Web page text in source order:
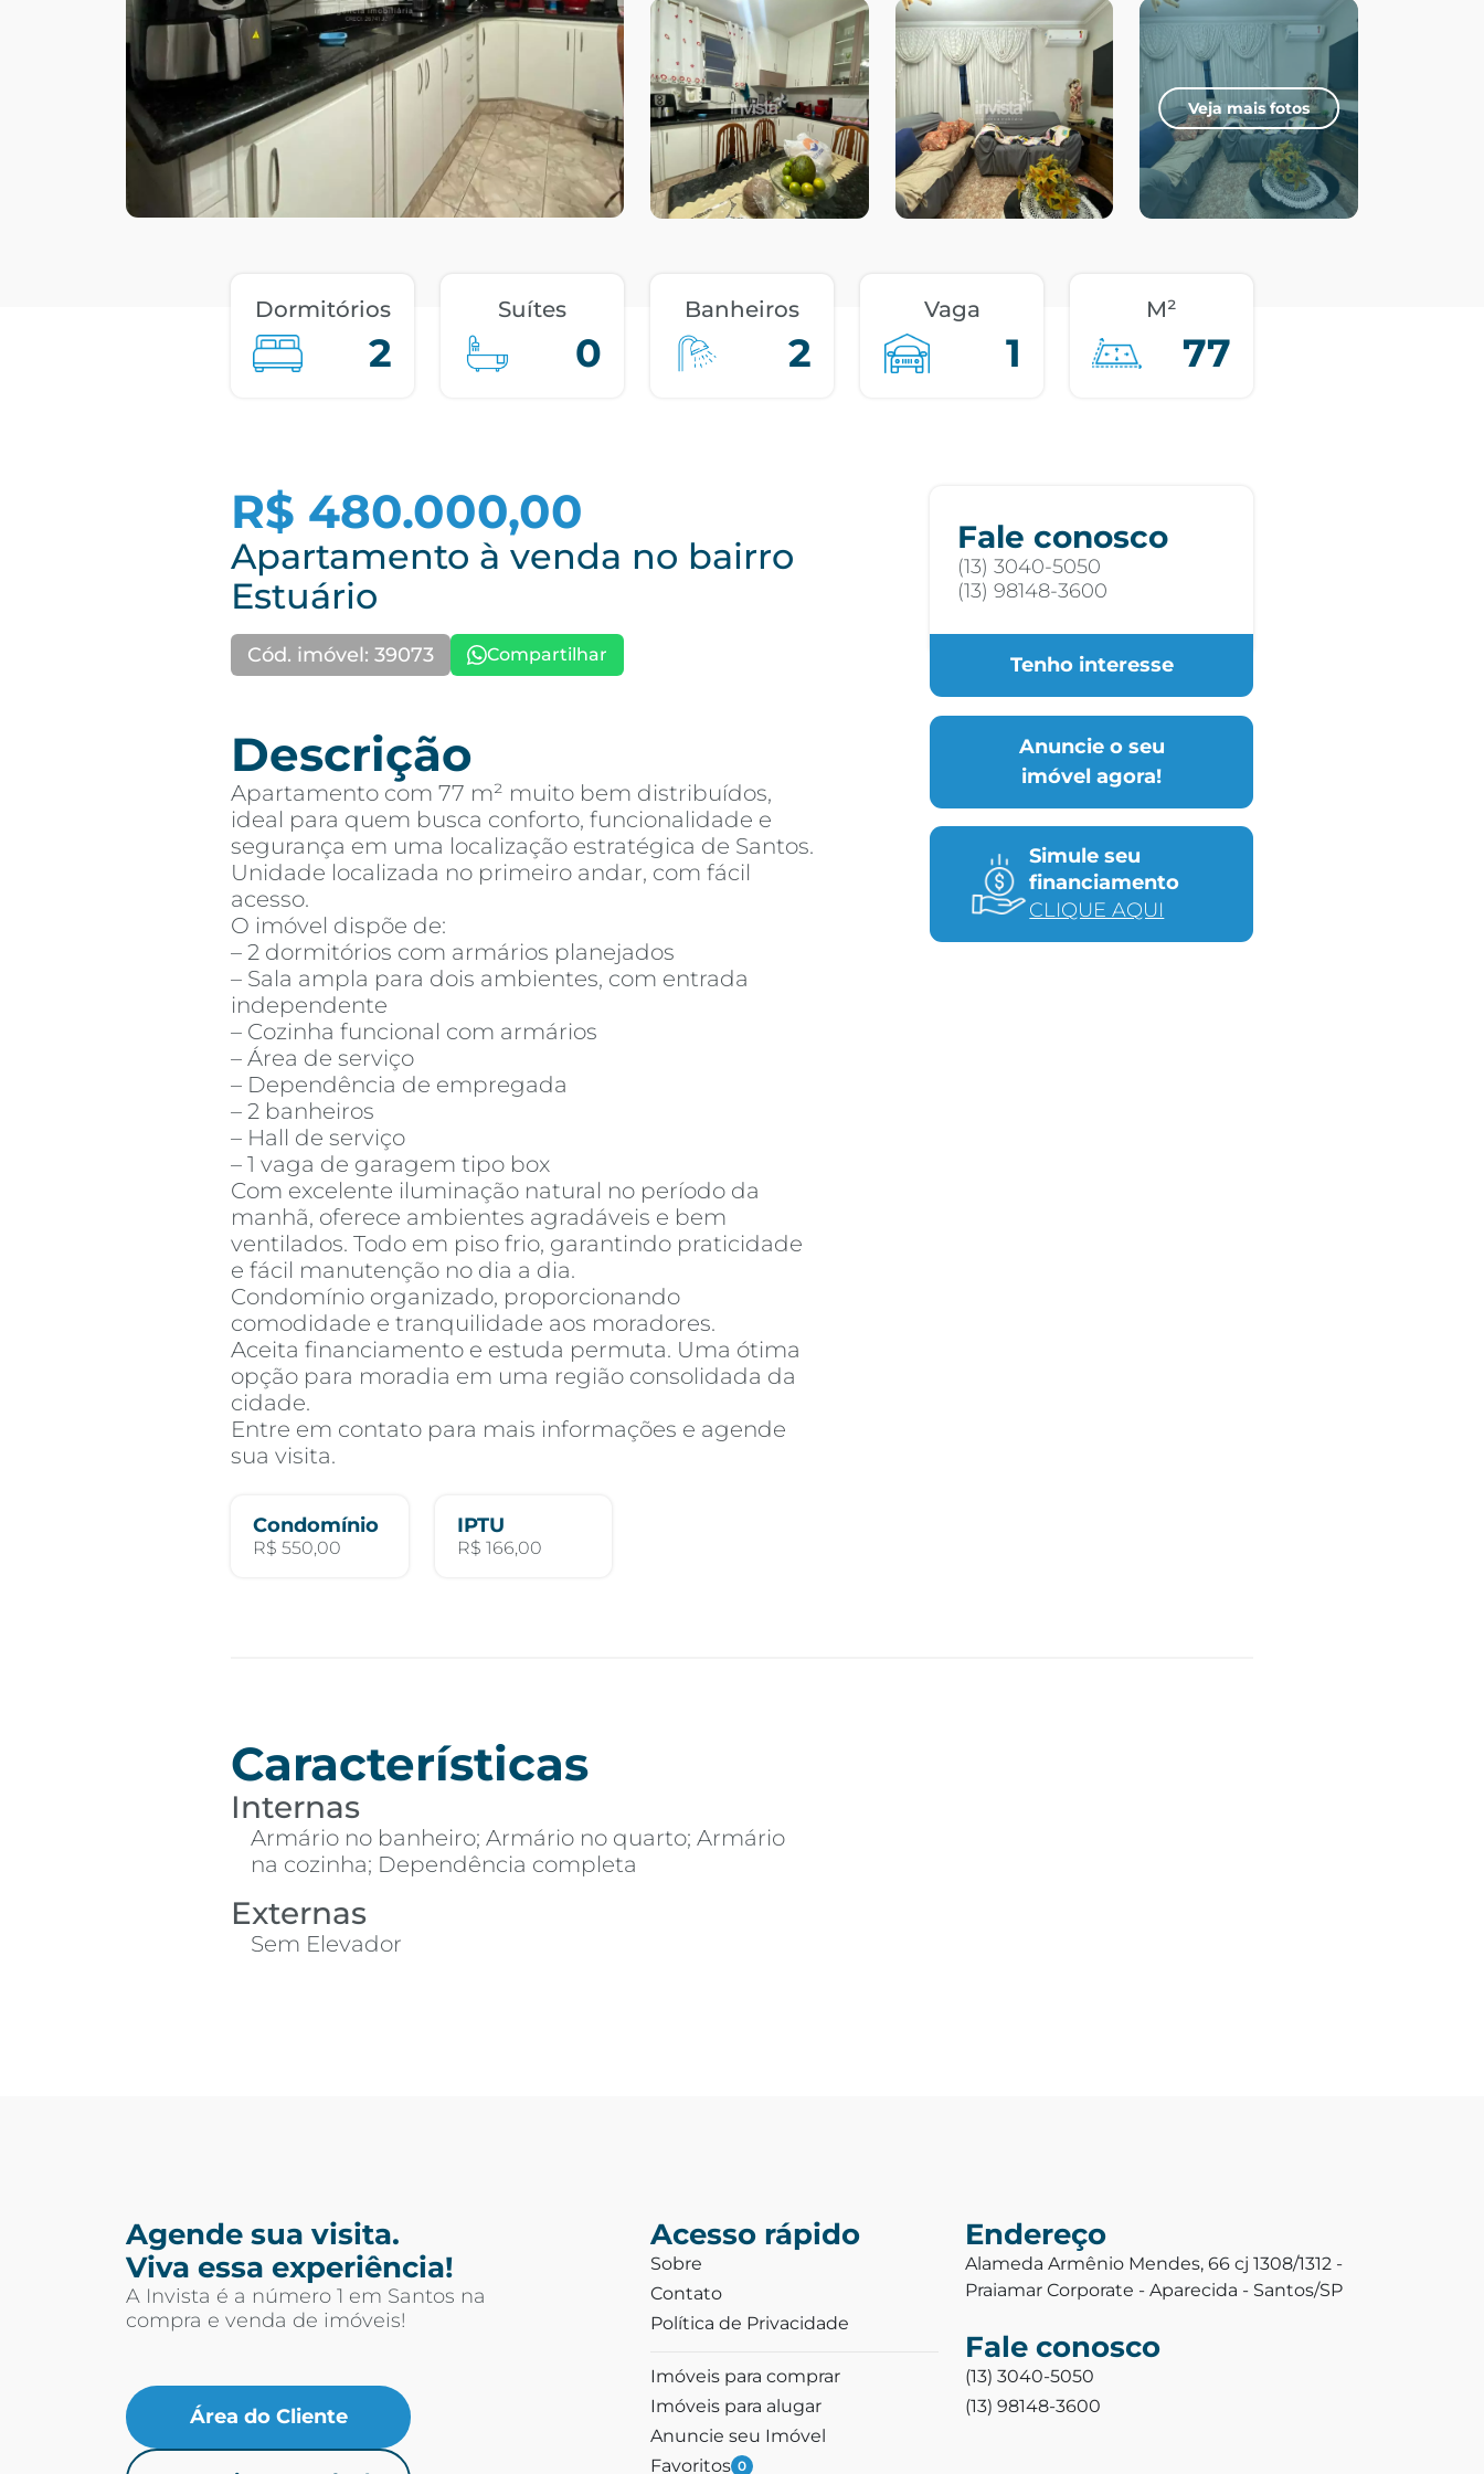
Veja mais fotos
Dormitórios
2
Suítes
0
Banheiros
2
Vaga
1
M²
77
R$ 480.000,00
Apartamento à venda no bairro
Estuário
Cód. imóvel: 39073 Compartilhar
Descrição
Apartamento com 77 m² muito bem distribuídos,
ideal para quem busca conforto, funcionalidade e
segurança em uma localização estratégica de Santos.
Unidade localizada no primeiro andar, com fácil
acesso.
O imóvel dispõe de:
– 2 dormitórios com armários planejados
– Sala ampla para dois ambientes, com entrada
independente
– Cozinha funcional com armários
– Área de serviço
– Dependência de empregada
– 2 banheiros
– Hall de serviço
– 1 vaga de garagem tipo box
Com excelente iluminação natural no período da
manhã, oferece ambientes agradáveis e bem
ventilados. Todo em piso frio, garantindo praticidade
e fácil manutenção no dia a dia.
Condomínio organizado, proporcionando
comodidade e tranquilidade aos moradores.
Aceita financiamento e estuda permuta. Uma ótima
opção para moradia em uma região consolidada da
cidade.
Entre em contato para mais informações e agende
sua visita.
Condomínio
R$ 550,00
IPTU
R$ 166,00
Fale conosco
(13) 3040-5050
(13) 98148-3600
Tenho interesse
Anuncie o seu
imóvel agora!
Simule seu
financiamento
CLIQUE AQUI
Características
Internas
Armário no banheiro; Armário no quarto; Armário
na cozinha; Dependência completa
Externas
Sem Elevador
Agende sua visita.
Viva essa experiência!
A Invista é a número 1 em Santos na
compra e venda de imóveis!
Área do Cliente
Acesso rápido
Sobre
Contato
Política de Privacidade
Imóveis para comprar
Imóveis para alugar
Anuncie seu Imóvel
Favoritos 0
Endereço
Alameda Armênio Mendes, 66 cj 1308/1312 -
Praiamar Corporate - Aparecida - Santos/SP
Fale conosco
(13) 3040-5050
(13) 98148-3600